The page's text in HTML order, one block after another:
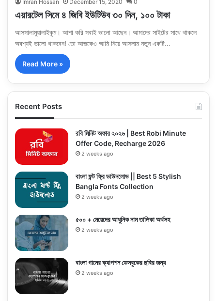
Imran Hossan December 15, 2020 0
এয়ারটেল সিমে ৪ জিবি ইউটিউব ৩০ দিন, ১০০ টাকা
আসসালামুয়ালাইকুম। আশা করি সবাই ভালো আছেন। আমাদের সাইটের সাথে থাকলে
অবশ্যই ভালো থাকবেন! তো আজকেও আমি নিয়ে আসলাম নতুন একটি…
Read More »
Recent Posts
রবি মিনিট অফার ২০২৬ | Best Robi Minute
Offer Code, Recharge 2026
2 weeks ago
বাংলা ফন্ট ফ্রি ডাউনলোড || Best 5 Stylish
Bangla Fonts Collection
2 weeks ago
৫০০ + মেয়েদের আধুনিক নাম তালিকা অর্থসহ
2 weeks ago
বাংলা গানের ক্যাপশন ফেসবুকের ছবির জন্য
2 weeks ago